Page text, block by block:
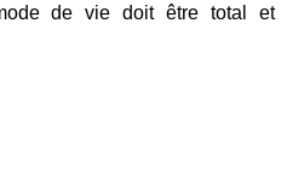
de vie doit être total et